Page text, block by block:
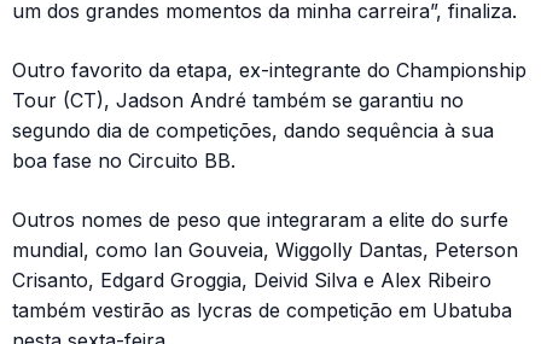
um dos grandes momentos da minha carreira”, finaliza.
Outro favorito da etapa, ex-integrante do Championship
Tour (CT), Jadson André também se garantiu no
segundo dia de competições, dando sequência à sua
boa fase no Circuito BB.
Outros nomes de peso que integraram a elite do surfe
mundial, como Ian Gouveia, Wiggolly Dantas, Peterson
Crisanto, Edgard Groggia, Deivid Silva e Alex Ribeiro
também vestirão as lycras de competição em Ubatuba